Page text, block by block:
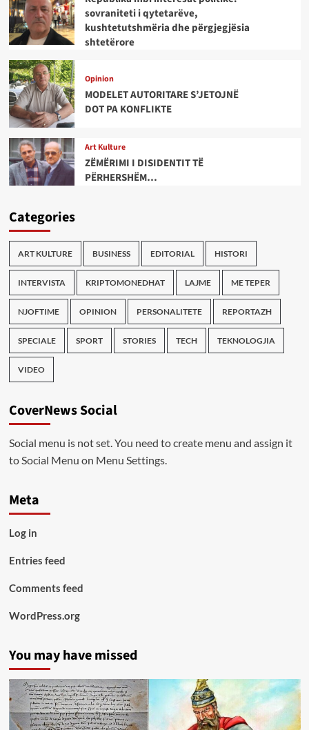
sovraniteti i qytetarëve,
kushtetutshmëria dhe përgjegjësia
shtetërore
Opinion
MODELET AUTORITARE S’JETOJNË
DOT PA KONFLIKTE
Art Kulture
ZËMËRIMI I DISIDENTIT TË
PËRHERSHËM…
Categories
ART KULTURE BUSINESS EDITORIAL HISTORI
INTERVISTA KRIPTOMONEDHAT LAJME ME TEPER
NJOFTIME OPINION PERSONALITETE REPORTAZH
SPECIALE SPORT STORIES TECH TEKNOLOGJIA
VIDEO
CoverNews Social
Social menu is not set. You need to create menu and assign it
to Social Menu on Menu Settings.
Meta
Log in
Entries feed
Comments feed
WordPress.org
You may have missed